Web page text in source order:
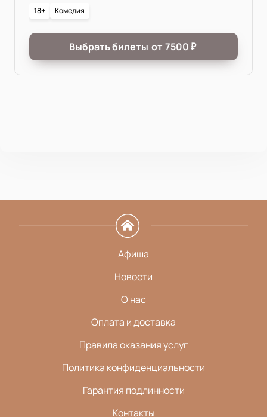
18+ Комедия
Выбрать билеты от 7500₽
Афиша
Новости
О нас
Оплата и доставка
Правила оказания услуг
Политика конфиденциальности
Гарантия подлинности
Контакты